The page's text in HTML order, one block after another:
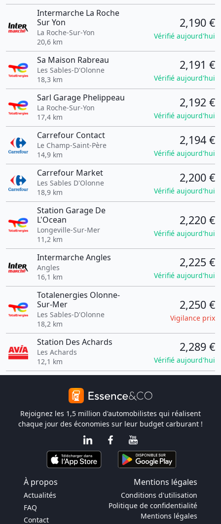
Intermarche La Roche
Sur Yon
La Roche-Sur-Yon
20,6 km
2,190 €
Vérifié aujourd'hui
Sa Maison Rabreau
Les Sables-D'Olonne
18,3 km
2,191 €
Vérifié aujourd'hui
Sarl Garage Phelippeau
La Roche-Sur-Yon
17,4 km
2,192 €
Vérifié aujourd'hui
Carrefour Contact
Le Champ-Saint-Père
14,9 km
2,194 €
Vérifié aujourd'hui
Carrefour Market
Les Sables D'Olonne
18,9 km
2,200 €
Vérifié aujourd'hui
Station Garage De
L'Ocean
Longeville-Sur-Mer
11,2 km
2,220 €
Vérifié aujourd'hui
Intermarche Angles
Angles
16,1 km
2,225 €
Vérifié aujourd'hui
Totalenergies Olonne-
Sur-Mer
Les Sables-D'Olonne
18,2 km
2,250 €
Vigilance prix
Station Des Achards
Les Achards
12,1 km
2,289 €
Vérifié aujourd'hui
Rejoignez les 1,5 million d'automobilistes qui réalisent
chaque jour des économies sur leur budget carburant !
À propos Mentions légales
Actualités
FAQ
Contact
Conditions d'utilisation
Politique de confidentialité
Mentions légales